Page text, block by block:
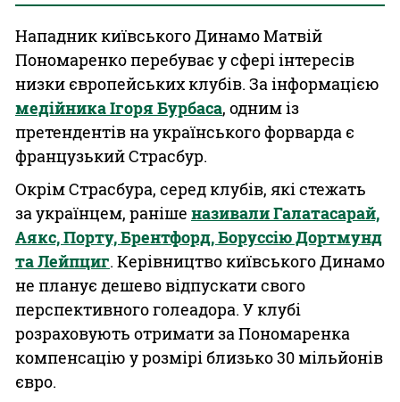
Нападник київського Динамо Матвій
Пономаренко перебуває у сфері інтересів
низки європейських клубів. За інформацією
медійника Ігоря Бурбаса, одним із
претендентів на українського форварда є
французький Страсбур.
Окрім Страсбура, серед клубів, які стежать
за українцем, раніше називали Галатасарай,
Аякс, Порту, Брентфорд, Боруссію Дортмунд
та Лейпциг. Керівництво київського Динамо
не планує дешево відпускати свого
перспективного голеадора. У клубі
розраховують отримати за Пономаренка
компенсацію у розмірі близько 30 мільйонів
євро.